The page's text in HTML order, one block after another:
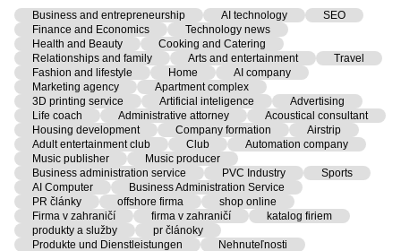
Business and entrepreneurship AI technology
SEO
Finance and Economics
Technology news
Health and Beauty
Cooking and Catering
Relationships and family
Arts and entertainment
Travel
Fashion and lifestyle
Home
AI company
Marketing agency
Apartment complex
3D printing service
Artificial inteligence
Advertising
Life coach
Administrative attorney
Acoustical consultant
Housing development
Company formation
Airstrip
Adult entertainment club
Club
Automation company
Music publisher
Music producer
Business administration service
PVC Industry
Sports
AI Computer
Business Administration Service
PR články
offshore firma
shop online
Firma v zahraničí
firma v zahraničí
katalog firiem
produkty a služby
pr článoky
Produkte und Dienstleistungen
Nehnuteľnosti